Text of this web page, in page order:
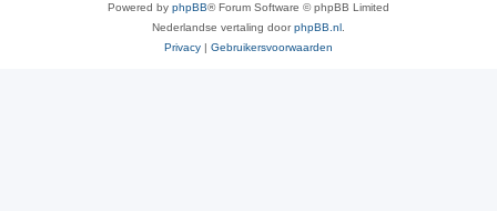
Powered by phpBB® Forum Software © phpBB Limited
Nederlandse vertaling doorphpBB.nl
Privacy | Gebruikersvoorwaarden